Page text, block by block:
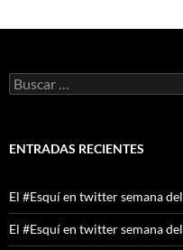
Buscar:
ENTRADAS RECIENTES
El #Esquí en twitter semana
El #Esquí en twitter semana